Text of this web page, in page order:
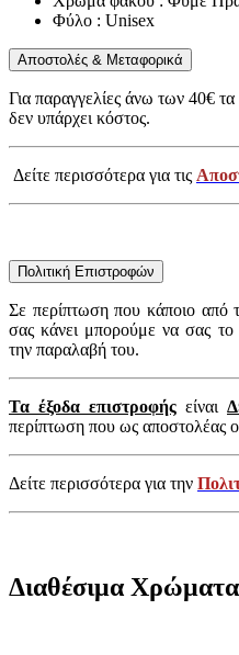
Φύλο : Unisex
Αποστολές & Μεταφορικά
Για παραγγελίες άνω των 40€ τα
δεν υπάρχει κόστος.
Δείτε περισσότερα για τις
Πολιτική Επιστροφών
Σε περίπτωση που κάποιο από
σας κάνει μπορούμε να σας το
την παραλαβή του.
Τα έξοδα επιστροφής είναι
περίπτωση που ως αποστολέας
Δείτε περισσότερα για την
Διαθέσιμα Χρώματα